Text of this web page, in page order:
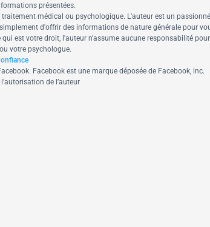
présentées.
médical ou psychologique. L'auteur est un
d'offrir des informations de nature générale pour
est votre droit, l'auteur n'assume aucune responsabilité
votre psychologue.
Facebook est une marque déposée de Facebook, inc.
de l’auteur